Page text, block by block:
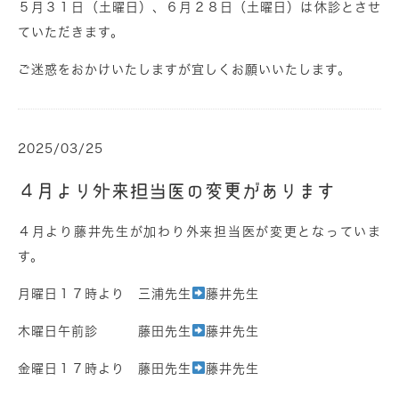
５月３１日（土曜日）、６月２８日（土曜日）は休診とさせ
ていただきます。
ご迷惑をおかけいたしますが宜しくお願いいたします。
2025/03/25
４月より外来担当医の変更があります
４月より藤井先生が加わり外来担当医が変更となっていま
す。
月曜日１７時より 三浦先生 藤井先生
木曜日午前診 藤田先生 藤井先生
金曜日１７時より 藤田先生 藤井先生